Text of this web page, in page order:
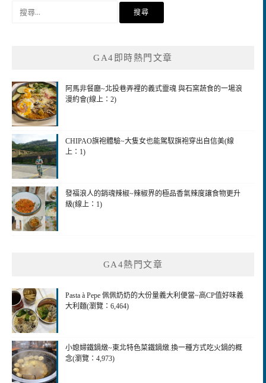
GA4即時熱門文章
阿馬非餐廳~北投巷弄裡的義式靈魂 與石窯蔬食的一場浪
漫約會(線上：2)
CHIPAO旗袍體驗~大隻女也能駕馭旗袍穿出自信美(線
上：1)
發福浪人的銷魂辣椒~辣椒界的極品香氣辣度讓食物更升
級(線上：1)
GA4熱門文章
Pasta à Pepe 佩佩奶奶的大份量義大利便當~高CP值好味義
大利麵(瀏覽：6,464)
小媳婦鐵鍋燉~東北特色菜鐵鍋燉.換一種方式吃火鍋的概
念(瀏覽：4,973)